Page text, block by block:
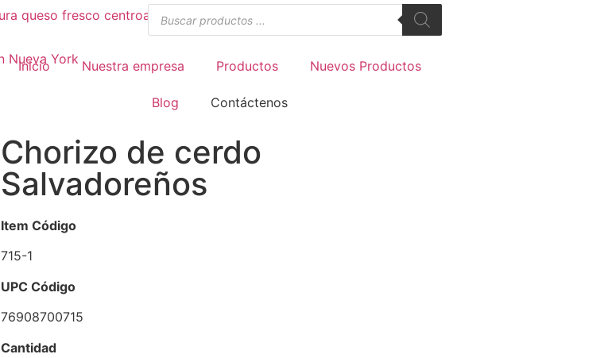
Inicio Nuestra empresa Productos Nuevos Productos
Blog Contáctenos
Chorizo de cerdo
Salvadoreños
Item Código
715-1
UPC Código
76908700715
Cantidad